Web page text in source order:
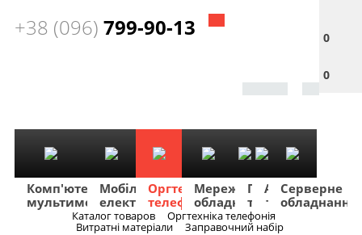
0
0
+38 (096) 799-90-13
Комп'ютери
мультимедіа
Мобільна
електроніка
Оргтехніка
телефонія
Мережеве
обладнання
Побутова
техніка
TV
та
Аудіо
Фото
та
відео
Авто
та
навігація
Серверне
обладнання
Каталог товаров Оргтехніка телефонія
Витратні матеріали Заправочний набір